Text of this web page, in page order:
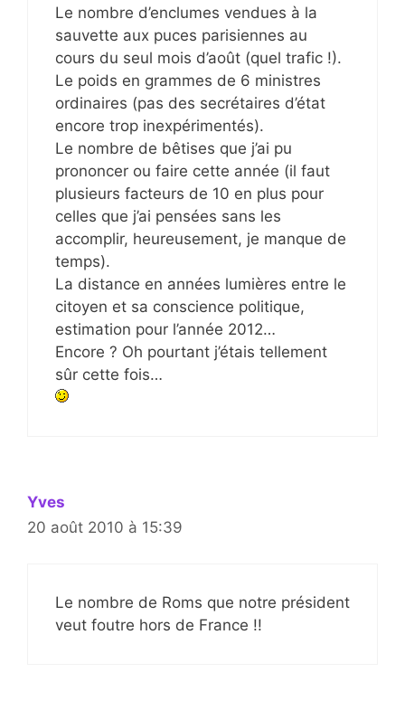
Le nombre d’enclumes vendues à la
sauvette aux puces parisiennes au
cours du seul mois d’août (quel trafic !).
Le poids en grammes de 6 ministres
ordinaires (pas des secrétaires d’état
encore trop inexpérimentés).
Le nombre de bêtises que j’ai pu
prononcer ou faire cette année (il faut
plusieurs facteurs de 10 en plus pour
celles que j’ai pensées sans les
accomplir, heureusement, je manque de
temps).
La distance en années lumières entre le
citoyen et sa conscience politique,
estimation pour l’année 2012…
Encore ? Oh pourtant j’étais tellement
sûr cette fois…
Yves
20 août 2010 à 15:39
Le nombre de Roms que notre président
veut foutre hors de France !!